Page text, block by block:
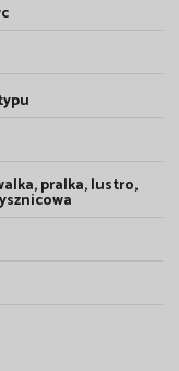
pralka, lustro,